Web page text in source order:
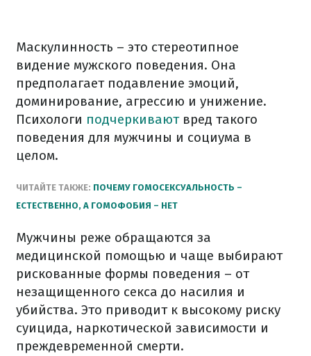
Маскулинность – это стереотипное
видение мужского поведения. Она
предполагает подавление эмоций,
доминирование, агрессию и унижение.
Психологи подчеркиваютвред такого
поведения для мужчины и социума в
целом.
ЧИТАЙТЕ ТАКЖЕ: ПОЧЕМУ ГОМОСЕКСУАЛЬНОСТЬ –
ЕСТЕСТВЕННО, А ГОМОФОБИЯ – НЕТ
Мужчины реже обращаются за
медицинской помощью и чаще выбирают
рискованные формы поведения – от
незащищенного секса до насилия и
убийства. Это приводит к высокому риску
суицида, наркотической зависимости и
преждевременной смерти.